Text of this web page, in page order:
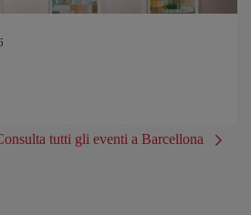
tutti gli eventi a Barcellona